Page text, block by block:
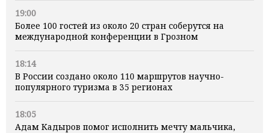
19:00
Более 100 гостей из около 20 стран соберутся на
международной конференции в Грозном
18:14
В России создано около 110 маршрутов научно-
популярного туризма в 35 регионах
18:05
Адам Кадыров помог исполнить мечту мальчика,